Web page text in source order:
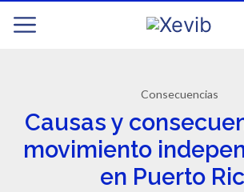
Consecuencias
Causas y
movimiento
en Puerto